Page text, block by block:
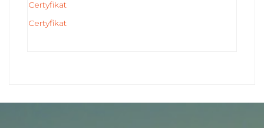
Certyfikat
Certyfikat